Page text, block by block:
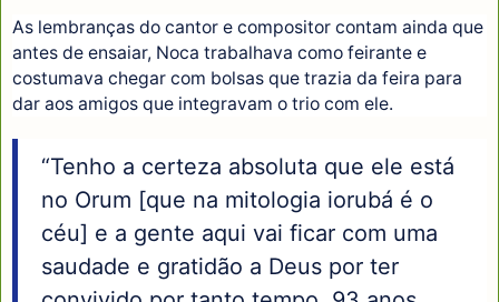
As lembranças do cantor e compositor contam ainda que
antes de ensaiar, Noca trabalhava como feirante e
costumava chegar com bolsas que trazia da feira para
dar aos amigos que integravam o trio com ele.
“Tenho a certeza absoluta que ele está
no Orum [que na mitologia iorubá é o
céu] e a gente aqui vai ficar com uma
saudade e gratidão a Deus por ter